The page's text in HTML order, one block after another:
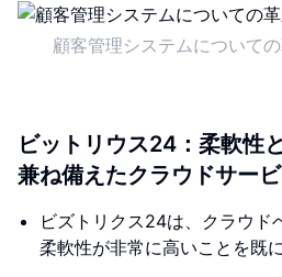
顧客管理システムについて
ビットリウス24：柔軟性
兼ね備えたクラウドサー
ビズトリクス24は、クラウド
柔軟性が非常に高いことを既